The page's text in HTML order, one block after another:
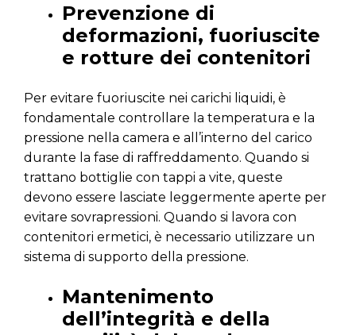
Prevenzione di
deformazioni, fuoriuscite
e rotture dei contenitori
Per evitare fuoriuscite nei carichi liquidi, è
fondamentale controllare la temperatura e la
pressione nella camera e all’interno del carico
durante la fase di raffreddamento. Quando si
trattano bottiglie con tappi a vite, queste
devono essere lasciate leggermente aperte per
evitare sovrapressioni. Quando si lavora con
contenitori ermetici, è necessario utilizzare un
sistema di supporto della pressione.
Mantenimento
dell’integrità e della